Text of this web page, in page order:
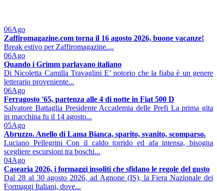
06Ago
Zaffiromagazine.com torna il 16 agosto 2026, buone vacanze!
Break estivo per Zaffiromagazine....
06Ago
Quando i Grimm parlavano italiano
Di Nicoletta Camilla Travaglini E’ notorio che la fiaba è un genere
letterario proveniente...
06Ago
Ferragosto '65, partenza alle 4 di notte in Fiat 500 D
Salvatore Battaglia Presidente Accademia delle Prefi La prima gita
in macchina fu il 14 agosto...
05Ago
Abruzzo. Anello di Lama Bianca, sparito, svanito, scomparso.
Luciano Pellegrini Con il caldo torrido ed afa intensa, bisogna
scegliere escursioni tra boschi...
04Ago
Casearia 2026, i formaggi insoliti che sfidano le regole del gusto
Dal 28 al 30 agosto 2026, ad Agnone (IS), la Fiera Nazionale dei
Formaggi Italiani, dove...